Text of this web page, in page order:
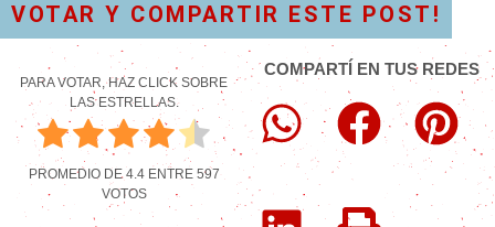
VOTAR Y COMPARTIR ESTE POST!
PARA VOTAR, HAZ CLICK SOBRE
LAS ESTRELLAS.
PROMEDIO DE 4.4ENTRE 597
VOTOS
COMPARTÍ EN TUS REDES